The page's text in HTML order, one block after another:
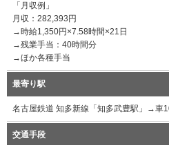
「月収例」
月収：282,393円
→時給1,350円×7.58時間×21日
→残業手当：40時間分
→ほか各種手当
最寄り駅
名古屋鉄道 知多新線「知多武豊駅」→車
交通手段